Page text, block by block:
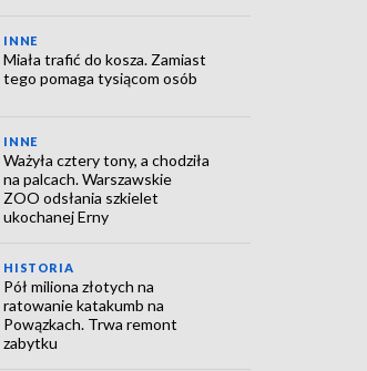
INNE
Miała trafić do kosza. Zamiast
tego pomaga tysiącom osób
INNE
Ważyła cztery tony, a chodziła
na palcach. Warszawskie
ZOO odsłania szkielet
ukochanej Erny
HISTORIA
Pół miliona złotych na
ratowanie katakumb na
Powązkach. Trwa remont
zabytku